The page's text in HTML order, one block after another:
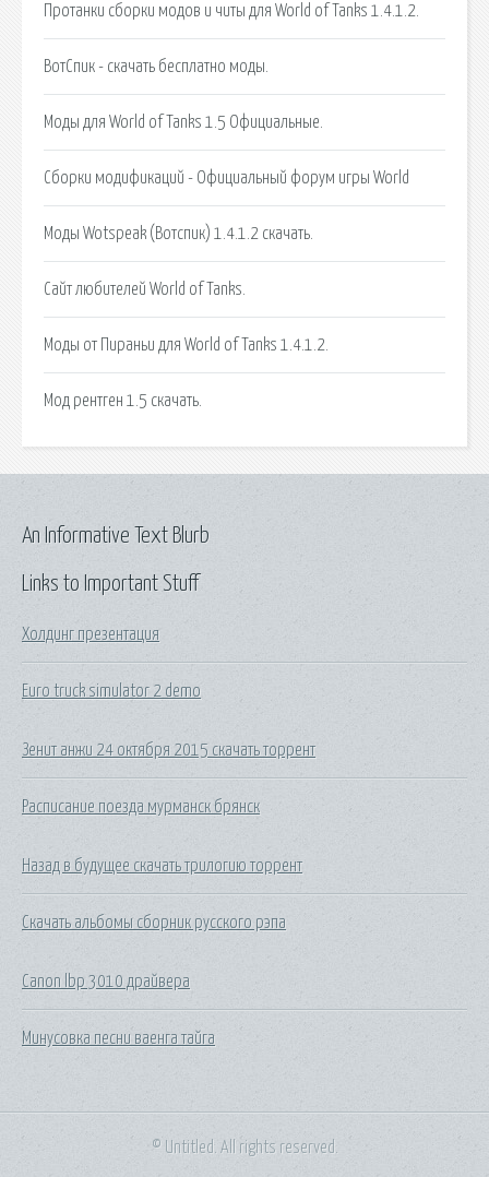
Протанки сборки модов и читы для World of Tanks 1.4.1.2.
ВотСпик - скачать бесплатно моды.
Моды для World of Tanks 1.5 Официальные.
Сборки модификаций - Официальный форум игры World
Моды Wotspeak (Вотспик) 1.4.1.2 скачать.
Сайт любителей World of Tanks.
Моды от Пираньи для World of Tanks 1.4.1.2.
Мод рентген 1.5 скачать.
Links to Important Stuff
Холдинг презентация
Euro truck simulator 2 demo
Зенит анжи 24 октября 2015 скачать торрент
Расписание поезда мурманск брянск
Назад в будущее скачать трилогию торрент
Скачать альбомы сборник русского рэпа
Canon lbp 3010 драйвера
Минусовка песни ваенга тайга
An Informative Text Blurb
© Untitled. All rights reserved.